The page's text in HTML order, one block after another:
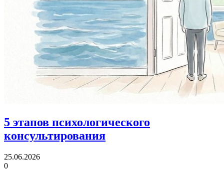
5 этапов психологического
консультирования
25.06.2026
0